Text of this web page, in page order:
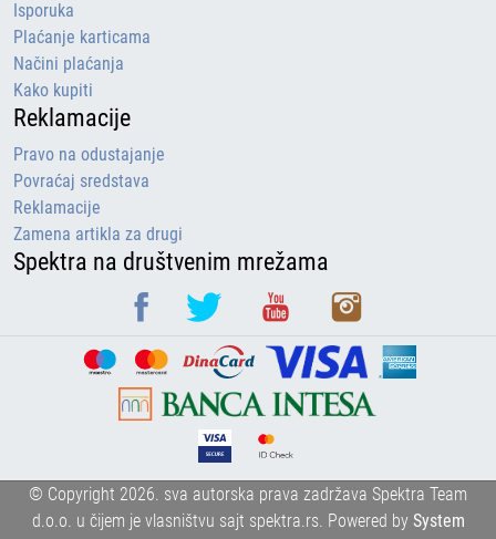
Isporuka
Plaćanje karticama
Načini plaćanja
Kako kupiti
Reklamacije
Pravo na odustajanje
Povraćaj sredstava
Reklamacije
Zamena artikla za drugi
Spektra na društvenim mrežama
© Copyright 2026. sva autorska prava zadržava Spektra Team
d.o.o. u čijem je vlasništvu sajt spektra.rs. Powered by System